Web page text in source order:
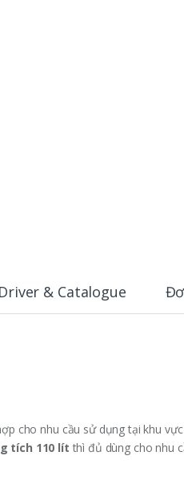
Driver & Catalogue
cho nhu cầu sử dụng tại khu
tích 110 lít thì đủ dùng cho nhu